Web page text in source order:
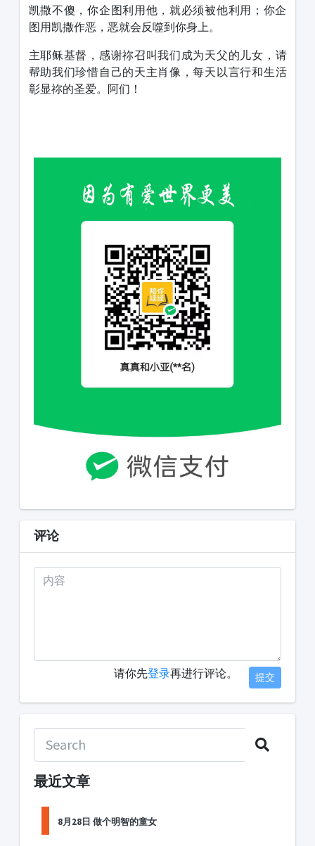
凯撒不傻，你企图利用他，就必须被他利用；你企
图用凯撒作恶，恶就会反噬到你身上。
主耶稣基督，感谢祢召叫我们成为天父的儿女，请
帮助我们珍惜自己的天主肖像，每天以言行和生活
彰显祢的圣爱。阿们！
评论
请你先登录再进行评论。 提交
最近文章
8月28日 做个明智的童女